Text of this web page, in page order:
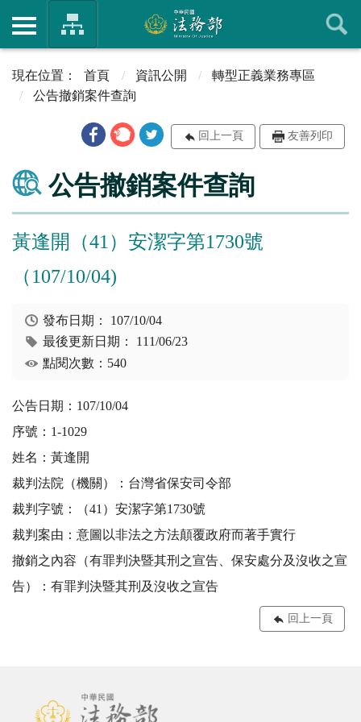
首頁 資訊公開
轉型正義業務專區
公告撤銷案件查詢
回上一頁 友善列印
公告撤銷案件查詢
黃逢開（41）安潔字第1730號
（107/10/04)
發布日期： 107/10/04
最後更新日期： 111/06/23
點閱次數：540
公告日期：107/10/04
序號：1-1029
姓名：黃逢開
裁判法院（機關）：台灣省保安司令部
裁判字號：（41）安潔字第1730號
裁判案由：意圖以非法之方法顛覆政府而著手實行
撤銷之內容（有罪判決暨其刑之宣告、保安處分及沒收之宣
告）：有罪判決暨其刑及沒收之宣告
回上一頁